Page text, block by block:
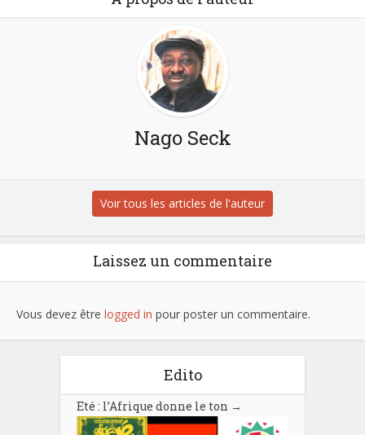
Nago Seck
Voir tous les articles de l'auteur
Laissez un commentaire
Vous devez être logged in pour poster un commentaire.
Edito
Eté : l’Afrique donne le ton →